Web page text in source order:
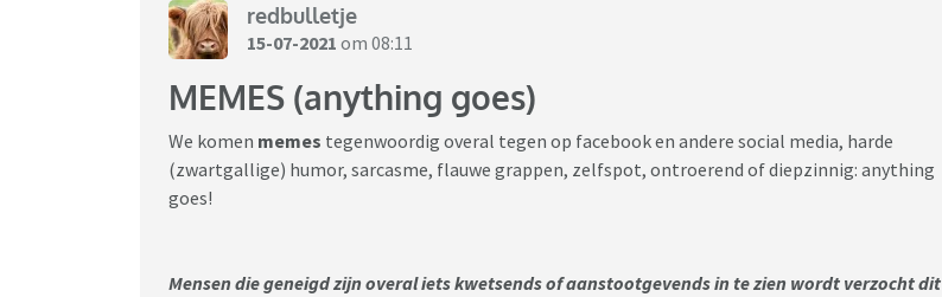
redbulletje
15-07-2021 om 08:11
MEMES (anything goes)
We komen memes tegenwoordig overal tegen op facebook en andere social media, harde
(zwartgallige) humor, sarcasme, flauwe grappen, zelfspot, ontroerend of diepzinnig: anything
goes!
Mensen die geneigd zijn overal iets kwetsends of aanstootgevends in te zien wordt verzocht dit